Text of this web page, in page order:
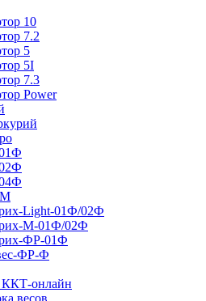
10
7.2
5
5I
7.3
Power
Light-01Ф/02Ф
М-01Ф/02Ф
ФР-01Ф
ФР-Ф
онлайн
весов